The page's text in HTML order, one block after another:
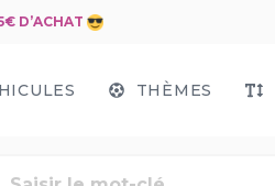
D’ACHAT
THÈMES